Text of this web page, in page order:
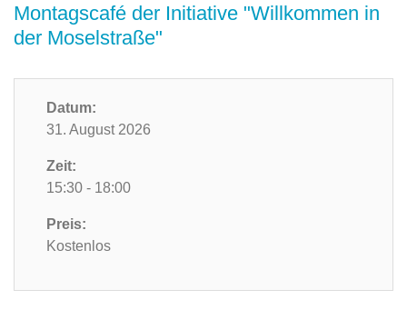
Montagscafé der Initiative "Willkommen in
der Moselstraße"
Datum:
31. August 2026
Zeit:
15:30 - 18:00
Preis:
Kostenlos